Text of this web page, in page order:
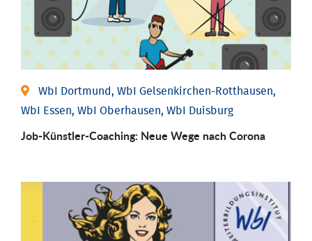
WbI Dortmund, WbI Gelsenkirchen-Rotthausen,
WbI Essen, WbI Oberhausen, WbI Duisburg
Job-Künstler-Coaching: Neue Wege nach Corona